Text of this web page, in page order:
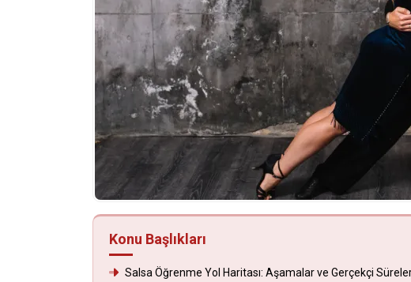
Konu Başlıkları
Salsa Öğrenme Yol Haritası: Aşamalar ve Gerçekçi